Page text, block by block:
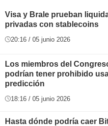
Visa y Brale prueban
privadas con stablecoins
20:16 / 05 junio 2026
Los miembros del
podrían tener prohibido
predicción
18:16 / 05 junio 2026
Hasta dónde podría caer